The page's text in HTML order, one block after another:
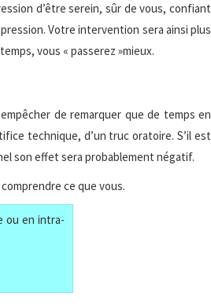
d’être serein, sûr de vous, confiant
Votre intervention sera ainsi plus
vous « passerez »mieux.
de remarquer que de temps en
technique, d’un truc oratoire. S’il est
son effet sera probablement négatif.
ce que vous.
ou en intra-